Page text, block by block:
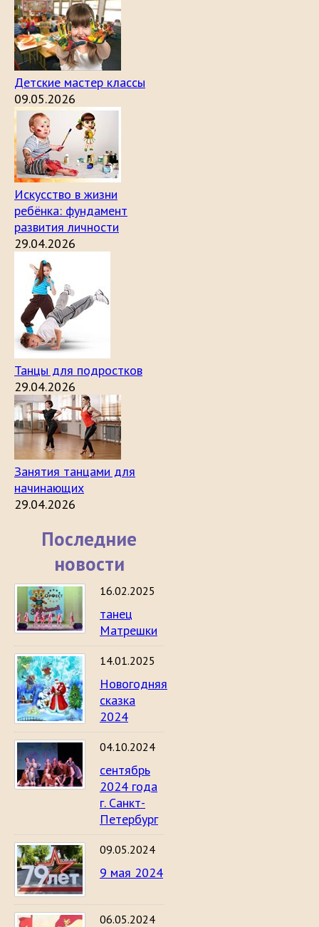
Детские мастер классы
09.05.2026
Искусство в жизни
ребёнка: фундамент
развития личности
29.04.2026
Танцы для подростков
29.04.2026
Занятия танцами для
начинающих
29.04.2026
Последние
новости
16.02.2025
танец
Матрешки
14.01.2025
Новогодняя
сказка
2024
04.10.2024
сентябрь
2024 года
г. Санкт-
Петербург
09.05.2024
9 мая 2024
06.05.2024